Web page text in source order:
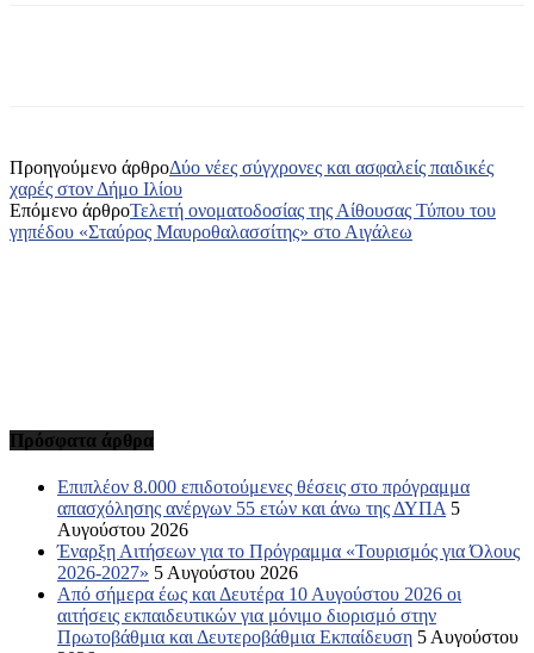
Προηγούμενο άρθροΔύο νέες σύγχρονες και ασφαλείς παιδικές
χαρές στον Δήμο Ιλίου
Επόμενο άρθροΤελετή ονοματοδοσίας της Αίθουσας Τύπου του
γηπέδου «Σταύρος Μαυροθαλασσίτης» στο Αιγάλεω
Πρόσφατα άρθρα
Επιπλέον 8.000 επιδοτούμενες θέσεις στο πρόγραμμα
απασχόλησης ανέργων 55 ετών και άνω της ΔΥΠΑ 5
Αυγούστου 2026
Έναρξη Αιτήσεων για το Πρόγραμμα «Τουρισμός για Όλους
2026-2027» 5 Αυγούστου 2026
Από σήμερα έως και Δευτέρα 10 Αυγούστου 2026 οι
αιτήσεις εκπαιδευτικών για μόνιμο διορισμό στην
Πρωτοβάθμια και Δευτεροβάθμια Εκπαίδευση 5 Αυγούστου